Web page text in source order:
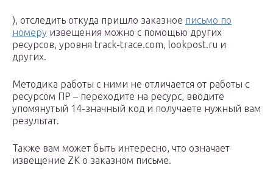
), отследить откуда пришло заказное письмо по
номеру извещения можно с помощью других
ресурсов, уровня track-trace.com, lookpost.ru и
других.
Методика работы с ними не отличается от работы с
ресурсом ПР – переходите на ресурс, вводите
упомянутый 14-значный код и получаете нужный вам
результат.
Также вам может быть интересно, что означает
извещение ZK о заказном письме.